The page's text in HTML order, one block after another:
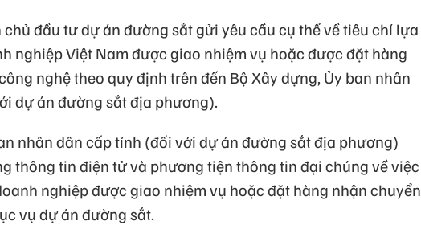
đầu tư dự án đường sắt gửi yêu cầu cụ thể về tiêu chí lựa
nghiệp Việt Nam được giao nhiệm vụ hoặc được đặt hàng
nghệ theo quy định trên đến Bộ Xây dựng, Ủy ban nhân
dự án đường sắt địa phương).
nhân dân cấp tỉnh (đối với dự án đường sắt địa phương)
thông tin điện tử và phương tiện thông tin đại chúng về việc
nghiệp được giao nhiệm vụ hoặc đặt hàng nhận chuyển
vụ dự án đường sắt.